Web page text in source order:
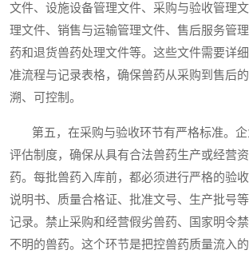
文件、设施设备管理文件、采购与验收管理
理文件、销售与运输管理文件、售后服务管
药和退货兽药处理文件等。这些文件需要详
准流程与记录表格，确保兽药从采购到售后
溯、可控制。
第五，在采购与验收环节有严格标准。企
评估制度，确保从具有合法兽药生产或经营
药。每批兽药入库前，都必须进行严格的验收
说明书、质量合格证、批准文号、生产批号
记录。禁止采购和经营假劣兽药、国家明令
不明的兽药。这个环节是把控兽药质量流入的